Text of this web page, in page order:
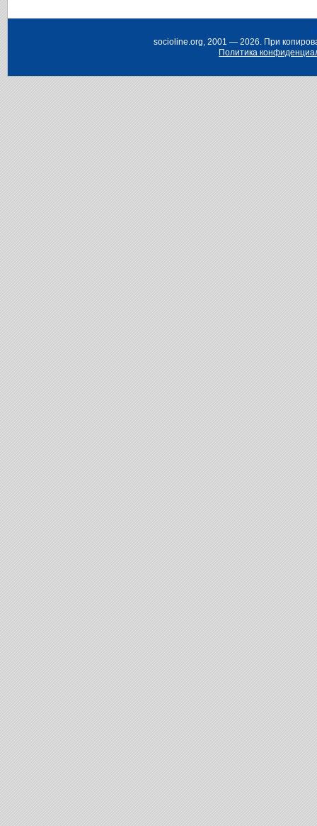
socioline.org, 2001 — 2026. При
Политика